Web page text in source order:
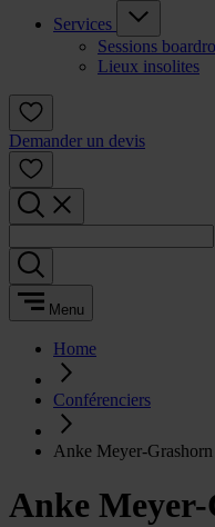
Services
Sessions
Lieux insolites
Demander un devis
Menu
Home
Conférenciers
Anke Meyer-Grashorn
Anke